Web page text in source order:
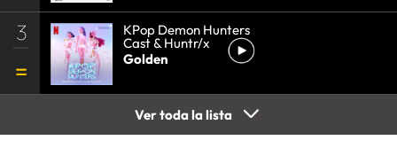
3 KPop Demon Hunters
Cast & Huntr/x
Golden
Ver toda la lista